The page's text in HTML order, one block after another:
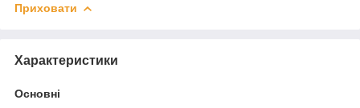
Приховати
Характеристики
Основні